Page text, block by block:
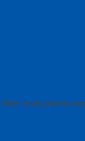
anak jakarta